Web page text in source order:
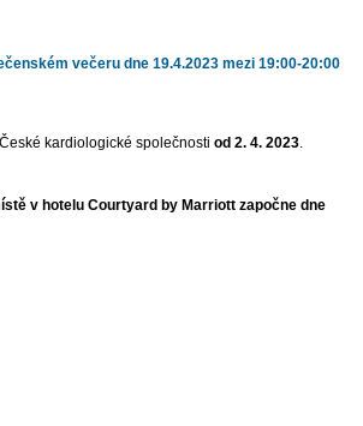
večeru dne 19.4.2023 mezi 19:00-20:00
České kardiologické společnosti od 2. 4. 2023.
v hotelu Courtyard by Marriott započne dne